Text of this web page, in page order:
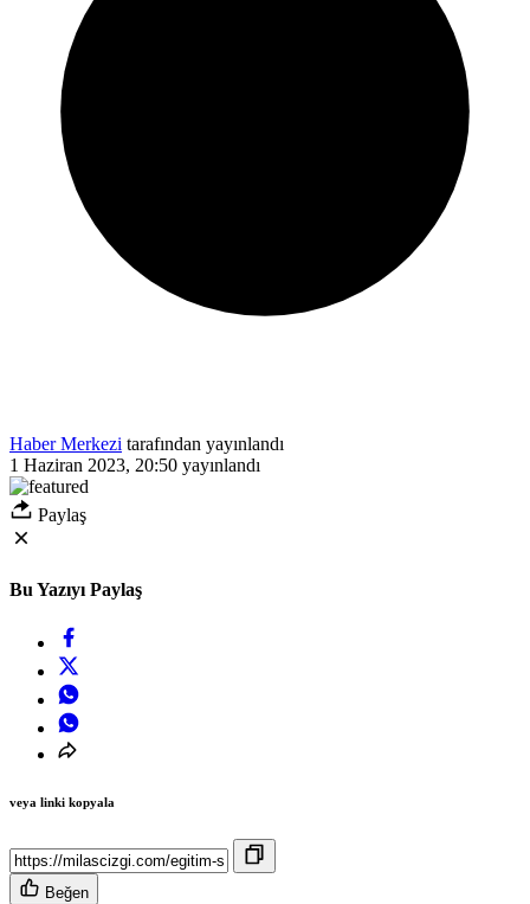
Haber Merkezi tarafından yayınlandı
1 Haziran 2023, 20:50 yayınlandı
Paylaş
Bu Yazıyı Paylaş
veya linki kopyala
Beğen